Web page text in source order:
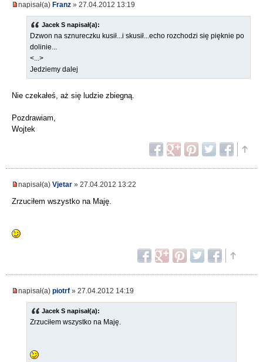
napisał(a) Franz » 27.04.2012 13:19
Jacek S napisał(a):
Dzwon na sznureczku kusił...i skusił...echo rozchodzi się pięknie po
dolinie...
<...>
Jedziemy dalej
Nie czekałeś, aż się ludzie zbiegną.
Pozdrawiam,
Wojtek
napisał(a) Vjetar » 27.04.2012 13:22
Zrzuciłem wszystko na Maję.
napisał(a) piotrf » 27.04.2012 14:19
Jacek S napisał(a):
Zrzuciłem wszystko na Maję.